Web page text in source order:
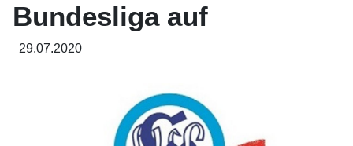
Bundesliga auf
29.07.2020